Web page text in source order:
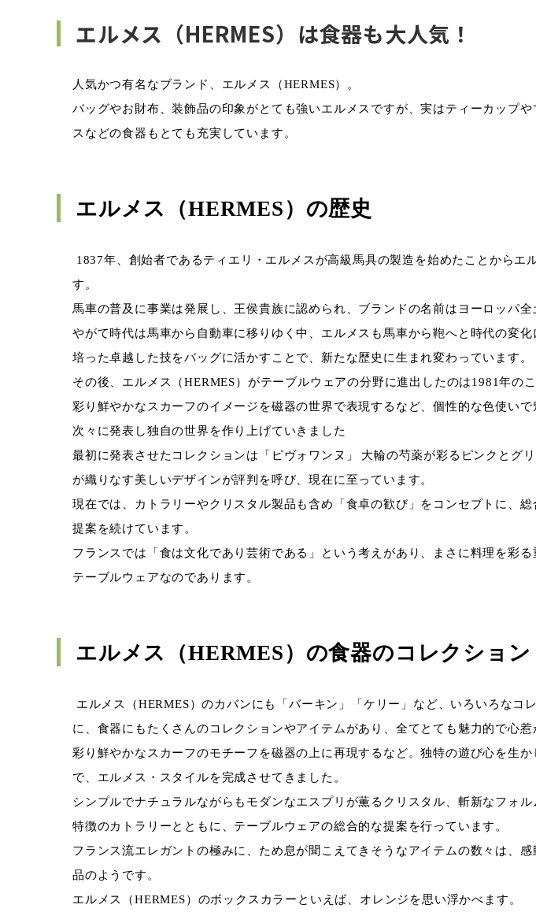
エルメス（HERMES）は食器も大人気！
人気かつ有名なブランド、エルメス（HERMES）。
バッグやお財布、装飾品の印象がとても強いエルメスですが、実はティーカップ
スなどの食器もとても充実しています。
エルメス（HERMES ）の歴史
1837年、創始者であるティエリ・エルメスが高級馬具の製造を始めたことからエ
す。
馬車の普及に事業は発展し、王侯貴族に認められ、ブランドの名前はヨーロッパ全
やがて時代は馬車から自動車に移りゆく中、エルメスも馬車から鞄へと時代の変
培った卓越した技をバッグに活かすことで、新たな歴史に生まれ変わっています。
その後、エルメス（HERMES）がテーブルウェアの分野に進出したのは1981年の
彩り鮮やかなスカーフのイメージを磁器の世界で表現するなど、個性的な色使い
次々に発表し独自の世界を作り上げていきました
最初に発表させたコレクションは「ピヴォワンヌ」
大輪の芍薬が彩るピンクとグ
が織りなす美しいデザインが評判を呼び、現在に至っています。
現在では、カトラリーやクリスタル製品も含め「食卓の歓び」をコンセプトに、
提案を続けています。
フランスでは「食は文化であり芸術である」という考えがあり、まさに料理を彩
テーブルウェアなのであります。
エルメス（HERMES ）の食器のコレクション
エルメス（HERMES）のカバンにも「バーキン」「ケリー」など、いろいろなコ
に、食器にもたくさんのコレクションやアイテムがあり、全てとても魅力的で心惹
彩り鮮やかなスカーフのモチーフを磁器の上に再現するなど。独特の遊び心を生
で、エルメス・スタイルを完成させてきました。
シンプルでナチュラルながらもモダンなエスプリが薫るクリスタル、斬新なフォ
特徴のカトラリーとともに、テーブルウェアの総合的な提案を行っています。
フランス流エレガントの極みに、ため息が聞こえてきそうなアイテムの数々は、
品のようです。
エルメス（HERMES）のボックスカラーといえば、オレンジを思い浮かべます。